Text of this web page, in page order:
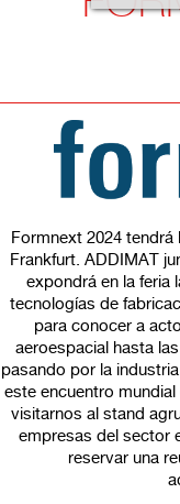
Formnext 2024 tendrá
Frankfurt. ADDIMAT
expondrá en la feria
tecnologías de
para conocer a
aeroespacial hasta
pasando por la
este encuentro
visitarnos al stand
empresas del sector
reservar una